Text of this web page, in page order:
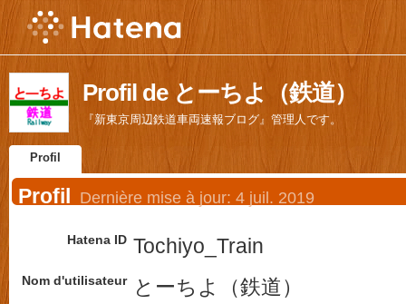
Profil de とーちよ（鉄道）
『新東京周辺鉄道車両速報ブログ』管理人です。
Profil
Profil Dernière mise à jour: 4 juil. 2019
Hatena ID Tochiyo_Train
Nom d'utilisateur とーちよ（鉄道）